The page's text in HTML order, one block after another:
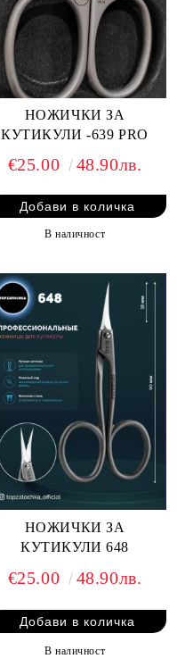
НОЖИЧКИ ЗА
КУТИКУЛИ -639 PRO
€25.00 48.90лв.
В наличност
НОЖИЧКИ ЗА
КУТИКУЛИ 648
€25.00 48.90лв.
В наличност